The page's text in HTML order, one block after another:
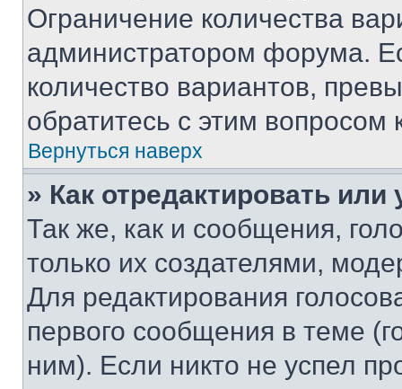
Ограничение количества
администратором форума.
количество вариантов,
обратитесь с этим вопросом
Вернуться наверх
» Как отредактировать
Так же, как и сообщения,
только их создателями,
Для редактирования
первого сообщения в теме
ним). Если никто не успел